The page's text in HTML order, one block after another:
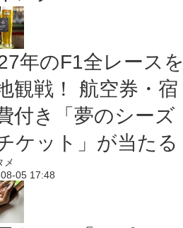
年のF1全レースを
観戦！ 航空券・宿
付き「夢のシーズ
ケット」が当たる
メ
05 17:48